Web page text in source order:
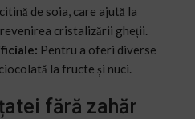
de soia, care ajută la
cristalizării gheții.
Pentru a oferi diverse
la fructe și nuci.
fără zahăr